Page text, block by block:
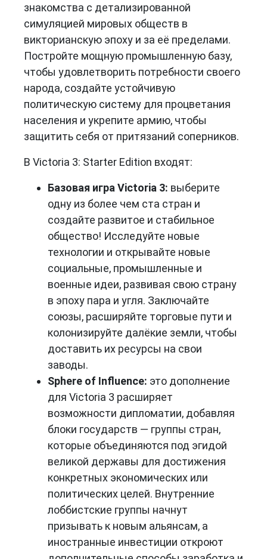
знакомства с детализированной
симуляцией мировых обществ в
викторианскую эпоху и за её пределами.
Постройте мощную промышленную базу,
чтобы удовлетворить потребности своего
народа, создайте устойчивую
политическую систему для процветания
населения и укрепите армию, чтобы
защитить себя от притязаний соперников.
В Victoria 3: Starter Edition входят:
Базовая игра Victoria 3: выберите
одну из более чем ста стран и
создайте развитое и стабильное
общество! Исследуйте новые
технологии и открывайте новые
социальные, промышленные и
военные идеи, развивая свою страну
в эпоху пара и угля. Заключайте
союзы, расширяйте торговые пути и
колонизируйте далёкие земли, чтобы
доставить их ресурсы на свои
заводы.
Sphere of Influence: это дополнение
для Victoria 3 расширяет
возможности дипломатии, добавляя
блоки государств — группы стран,
которые объединяются под эгидой
великой державы для достижения
конкретных экономических или
политических целей. Внутренние
лоббистские группы начнут
призывать к новым альянсам, а
иностранные инвестиции откроют